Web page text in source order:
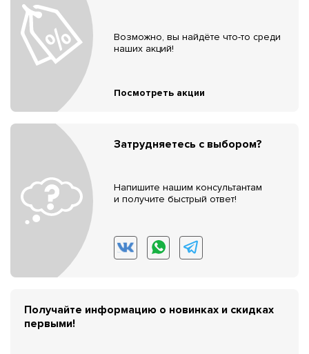
Возможно, вы найдёте что-то среди
наших акций!
Посмотреть акции
Затрудняетесь с выбором?
Напишите нашим консультантам
и получите быстрый ответ!
Получайте информацию о новинках и скидках
первыми!